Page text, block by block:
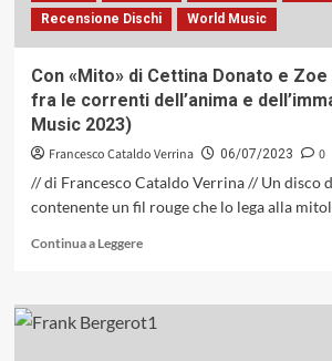
Recensione Dischi
World Music
Con «Mito» di Cettina Donato e
fra le correnti dell’anima e
Music 2023)
Francesco Cataldo Verrina 06/07/2023
0
// di Francesco Cataldo Verrina // Un disco
contenente un fil rouge che lo lega alla
Continua a LeggereLeggi
su
Con